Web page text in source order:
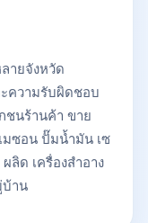
ายจังหวัด
ความรับผิดชอบ
ชนร้านค้า ขาย
มซอน ปั๊มน้ำมัน เซ
ลิด เครื่องสําอาง
บ้าน